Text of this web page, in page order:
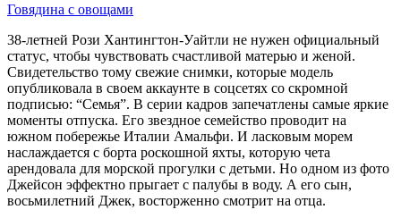
Говядина с овощами
38-летней Рози Хантингтон-Уайтли не нужен официальный
статус, чтобы чувствовать счастливой матерью и женой.
Свидетельство тому свежие снимки, которые модель
опубликовала в своем аккаунте в соцсетях со скромной
подписью: “Семья”. В серии кадров запечатлены самые яркие
моменты отпуска. Его звездное семейство проводит на
южном побережье Италии Амальфи. И ласковым морем
наслаждается с борта роскошной яхты, которую чета
арендовала для морской прогулки с детьми. Но одном из фото
Джейсон эффектно прыгает с палубы в воду. А его сын,
восьмилетний Джек, восторженно смотрит на отца.